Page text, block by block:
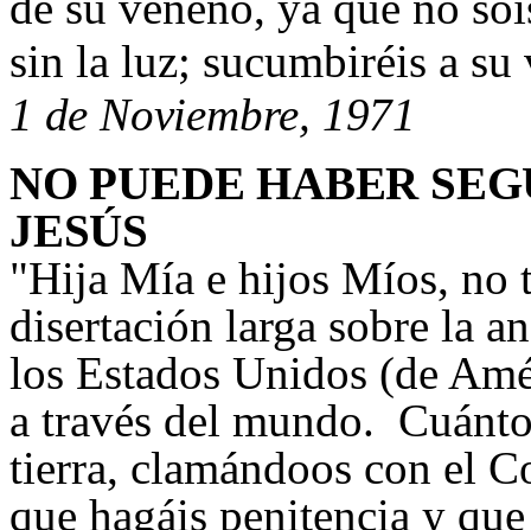
sin la luz; sucumbiréis a su
1 de Noviembre, 1971
NO PUEDE HABER
JESÚS
"Hija Mía e hijos Míos, no
disertación larga sobre la
los Estados Unidos (de
a través del mundo.
tierra, clamándoos con el
que hagáis penitencia y